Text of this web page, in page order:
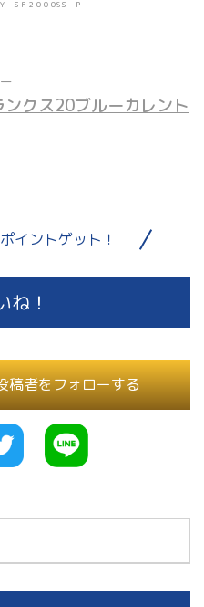
ＳＦ２０００SＳ－Ｐ
ンクス20ブルーカレント
イントゲット！
ね！
稿者をフォローする